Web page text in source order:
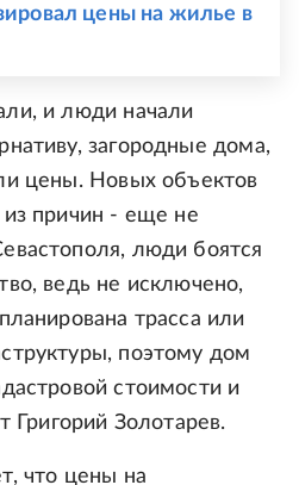
цены на жилье в
и люди начали
загородные дома,
цены. Новых объектов
причин - еще не
люди боятся
ведь не исключено,
трасса или
поэтому дом
стоимости и
Григорий Золотарев.
что цены на